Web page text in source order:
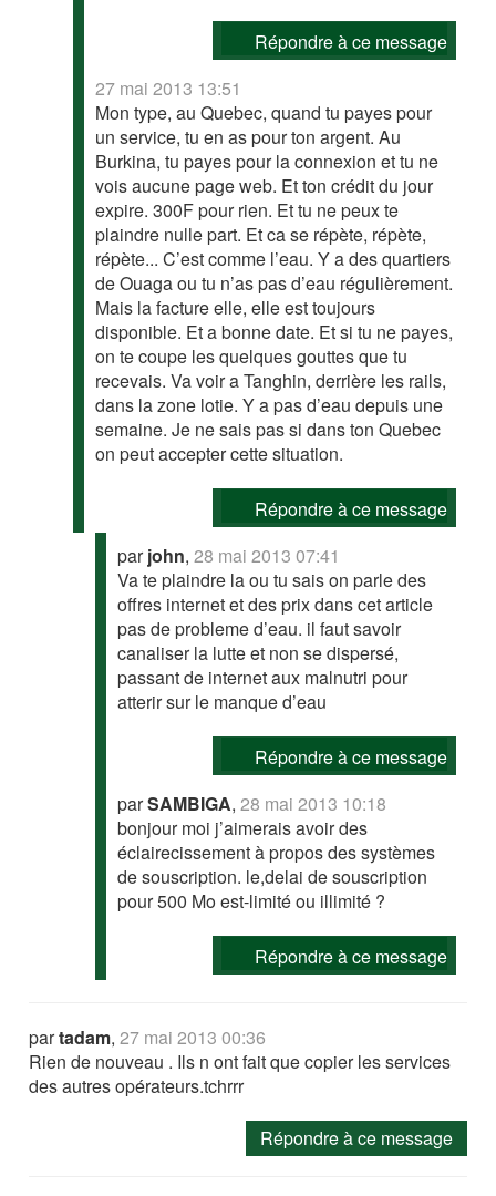
Répondre à ce message
27 mai 2013 13:51
Mon type, au Quebec, quand tu payes pour
un service, tu en as pour ton argent. Au
Burkina, tu payes pour la connexion et tu ne
vois aucune page web. Et ton crédit du jour
expire. 300F pour rien. Et tu ne peux te
plaindre nulle part. Et ca se répète, répète,
répète... C’est comme l’eau. Y a des quartiers
de Ouaga ou tu n’as pas d’eau régulièrement.
Mais la facture elle, elle est toujours
disponible. Et a bonne date. Et si tu ne payes,
on te coupe les quelques gouttes que tu
recevais. Va voir a Tanghin, derrière les rails,
dans la zone lotie. Y a pas d’eau depuis une
semaine. Je ne sais pas si dans ton Quebec
on peut accepter cette situation.
Répondre à ce message
parjohn,28 mai 2013 07:41
Va te plaindre la ou tu sais on parle des
offres internet et des prix dans cet article
pas de probleme d’eau. il faut savoir
canaliser la lutte et non se dispersé,
passant de internet aux malnutri pour
atterir sur le manque d’eau
Répondre à ce message
parSAMBIGA,28 mai 2013 10:18
bonjour moi j’aimerais avoir des
éclairecissement à propos des systèmes
de souscription. le,delai de souscription
pour 500 Mo est-limité ou illimité ?
Répondre à ce message
partadam,27 mai 2013 00:36
Rien de nouveau . Ils n ont fait que copier les services
des autres opérateurs.tchrrr
Répondre à ce message